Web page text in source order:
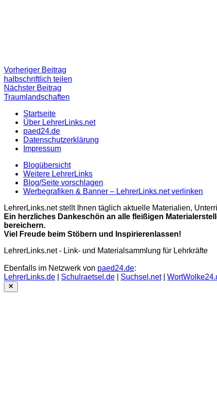
Beitragsnavigation
Vorheriger Beitrag
Beitrag:
halbschriftlich teilen
Nächster Beitrag
Beitrag
Traumlandschaften
Startseite
Über LehrerLinks.net
paed24.de
Datenschutzerklärung
Impressum
Blogübersicht
Weitere LehrerLinks
Blog/Seite vorschlagen
Werbegrafiken & Banner – LehrerLinks.net verlinken
LehrerLinks.net stellt Ihnen täglich aktuelle Materialien,
Ein herzliches Dankeschön an alle fleißigen
bereichern.
Viel Freude beim Stöbern und Inspirierenlassen!
LehrerLinks.net - Link- und Materialsammlung für Lehrkräfte
Ebenfalls im Netzwerk von paed24.de:
LehrerLinks.de
Schulraetsel.de Suchsel.net|
Close